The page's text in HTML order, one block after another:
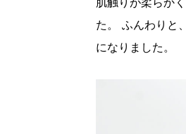
た。 ふんわりと
になりました。